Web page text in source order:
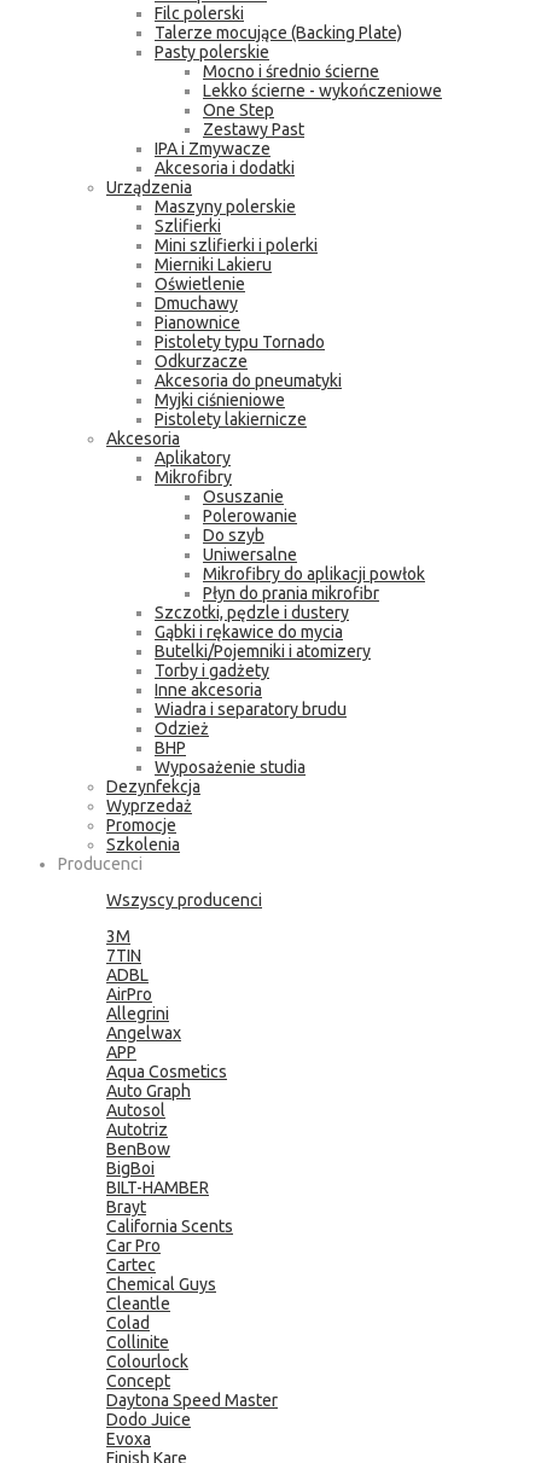
Filc polerski
Talerze mocujące (Backing Plate)
Pasty polerskie
Mocno i średnio ścierne
Lekko ścierne - wykończeniowe
One Step
Zestawy Past
IPA i Zmywacze
Akcesoria i dodatki
Urządzenia
Maszyny polerskie
Szlifierki
Mini szlifierki i polerki
Mierniki Lakieru
Oświetlenie
Dmuchawy
Pianownice
Pistolety typu Tornado
Odkurzacze
Akcesoria do pneumatyki
Myjki ciśnieniowe
Pistolety lakiernicze
Akcesoria
Aplikatory
Mikrofibry
Osuszanie
Polerowanie
Do szyb
Uniwersalne
Mikrofibry do aplikacji powłok
Płyn do prania mikrofibr
Szczotki, pędzle i dustery
Gąbki i rękawice do mycia
Butelki/Pojemniki i atomizery
Torby i gadżety
Inne akcesoria
Wiadra i separatory brudu
Odzież
BHP
Wyposażenie studia
Dezynfekcja
Wyprzedaż
Promocje
Szkolenia
Producenci
Wszyscy producenci
3M
7TIN
ADBL
AirPro
Allegrini
Angelwax
APP
Aqua Cosmetics
Auto Graph
Autosol
Autotriz
BenBow
BigBoi
BILT-HAMBER
Brayt
California Scents
Car Pro
Cartec
Chemical Guys
Cleantle
Colad
Collinite
Colourlock
Concept
Daytona Speed Master
Dodo Juice
Evoxa
Finish Kare